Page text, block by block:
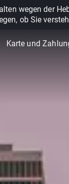
wegen der
ob Sie
Karte und